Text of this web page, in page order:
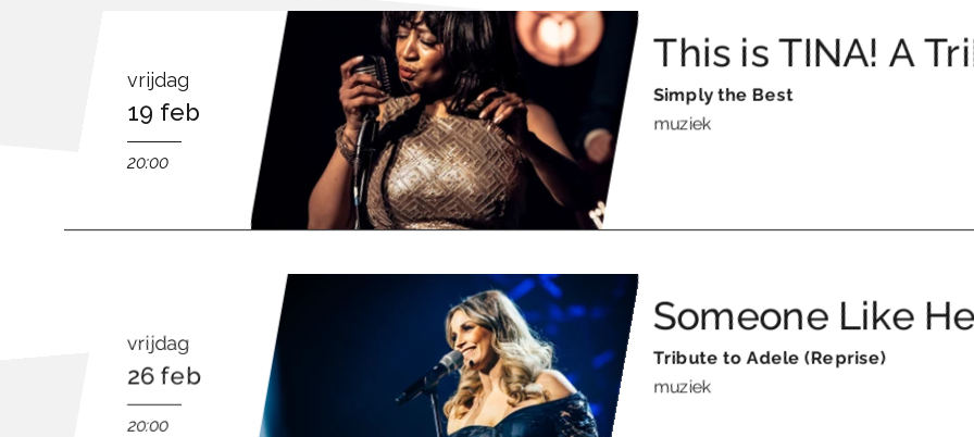
vrijdag
19 feb
20:00
This is TINA! A
Simply the Best
muziek
vrijdag
26 feb
20:00
Someone Like
Tribute to Adele (Reprise)
muziek